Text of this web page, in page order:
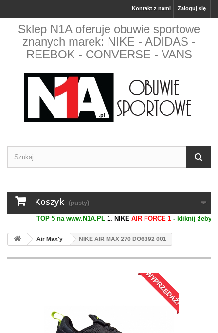
Zaloguj się
Kontakt z nami
Sklep N1A oferuje obuwie sportowe
znanych marek: NIKE - ADIDAS -
REEBOK - CONVERSE - VANS
Koszyk (pusty)
TOP 5 na www.N1A.PL1. NIKEAIR FORCE 1- kliknij żeby
Air Max'y NIKE AIR MAX 270 DO6392 001
WYPRZEDAŻ!